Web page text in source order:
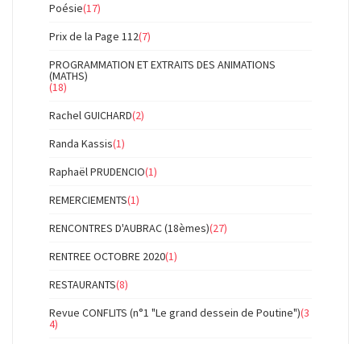
Poésie(17)
Prix de la Page 112(7)
PROGRAMMATION ET EXTRAITS DES ANIMATIONS
(MATHS)
(18)
Rachel GUICHARD(2)
Randa Kassis(1)
Raphaël PRUDENCIO(1)
REMERCIEMENTS(1)
RENCONTRES D'AUBRAC (18èmes)(27)
RENTREE OCTOBRE 2020(1)
RESTAURANTS(8)
Revue CONFLITS (n°1 "Le grand dessein de Poutine")(3
4)